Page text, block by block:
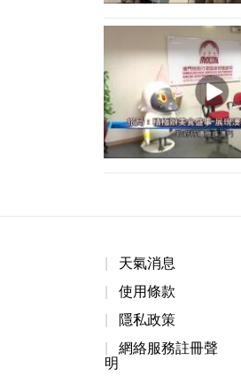
天氣消息
使用條款
隱私政策
網絡服務註冊聲
明